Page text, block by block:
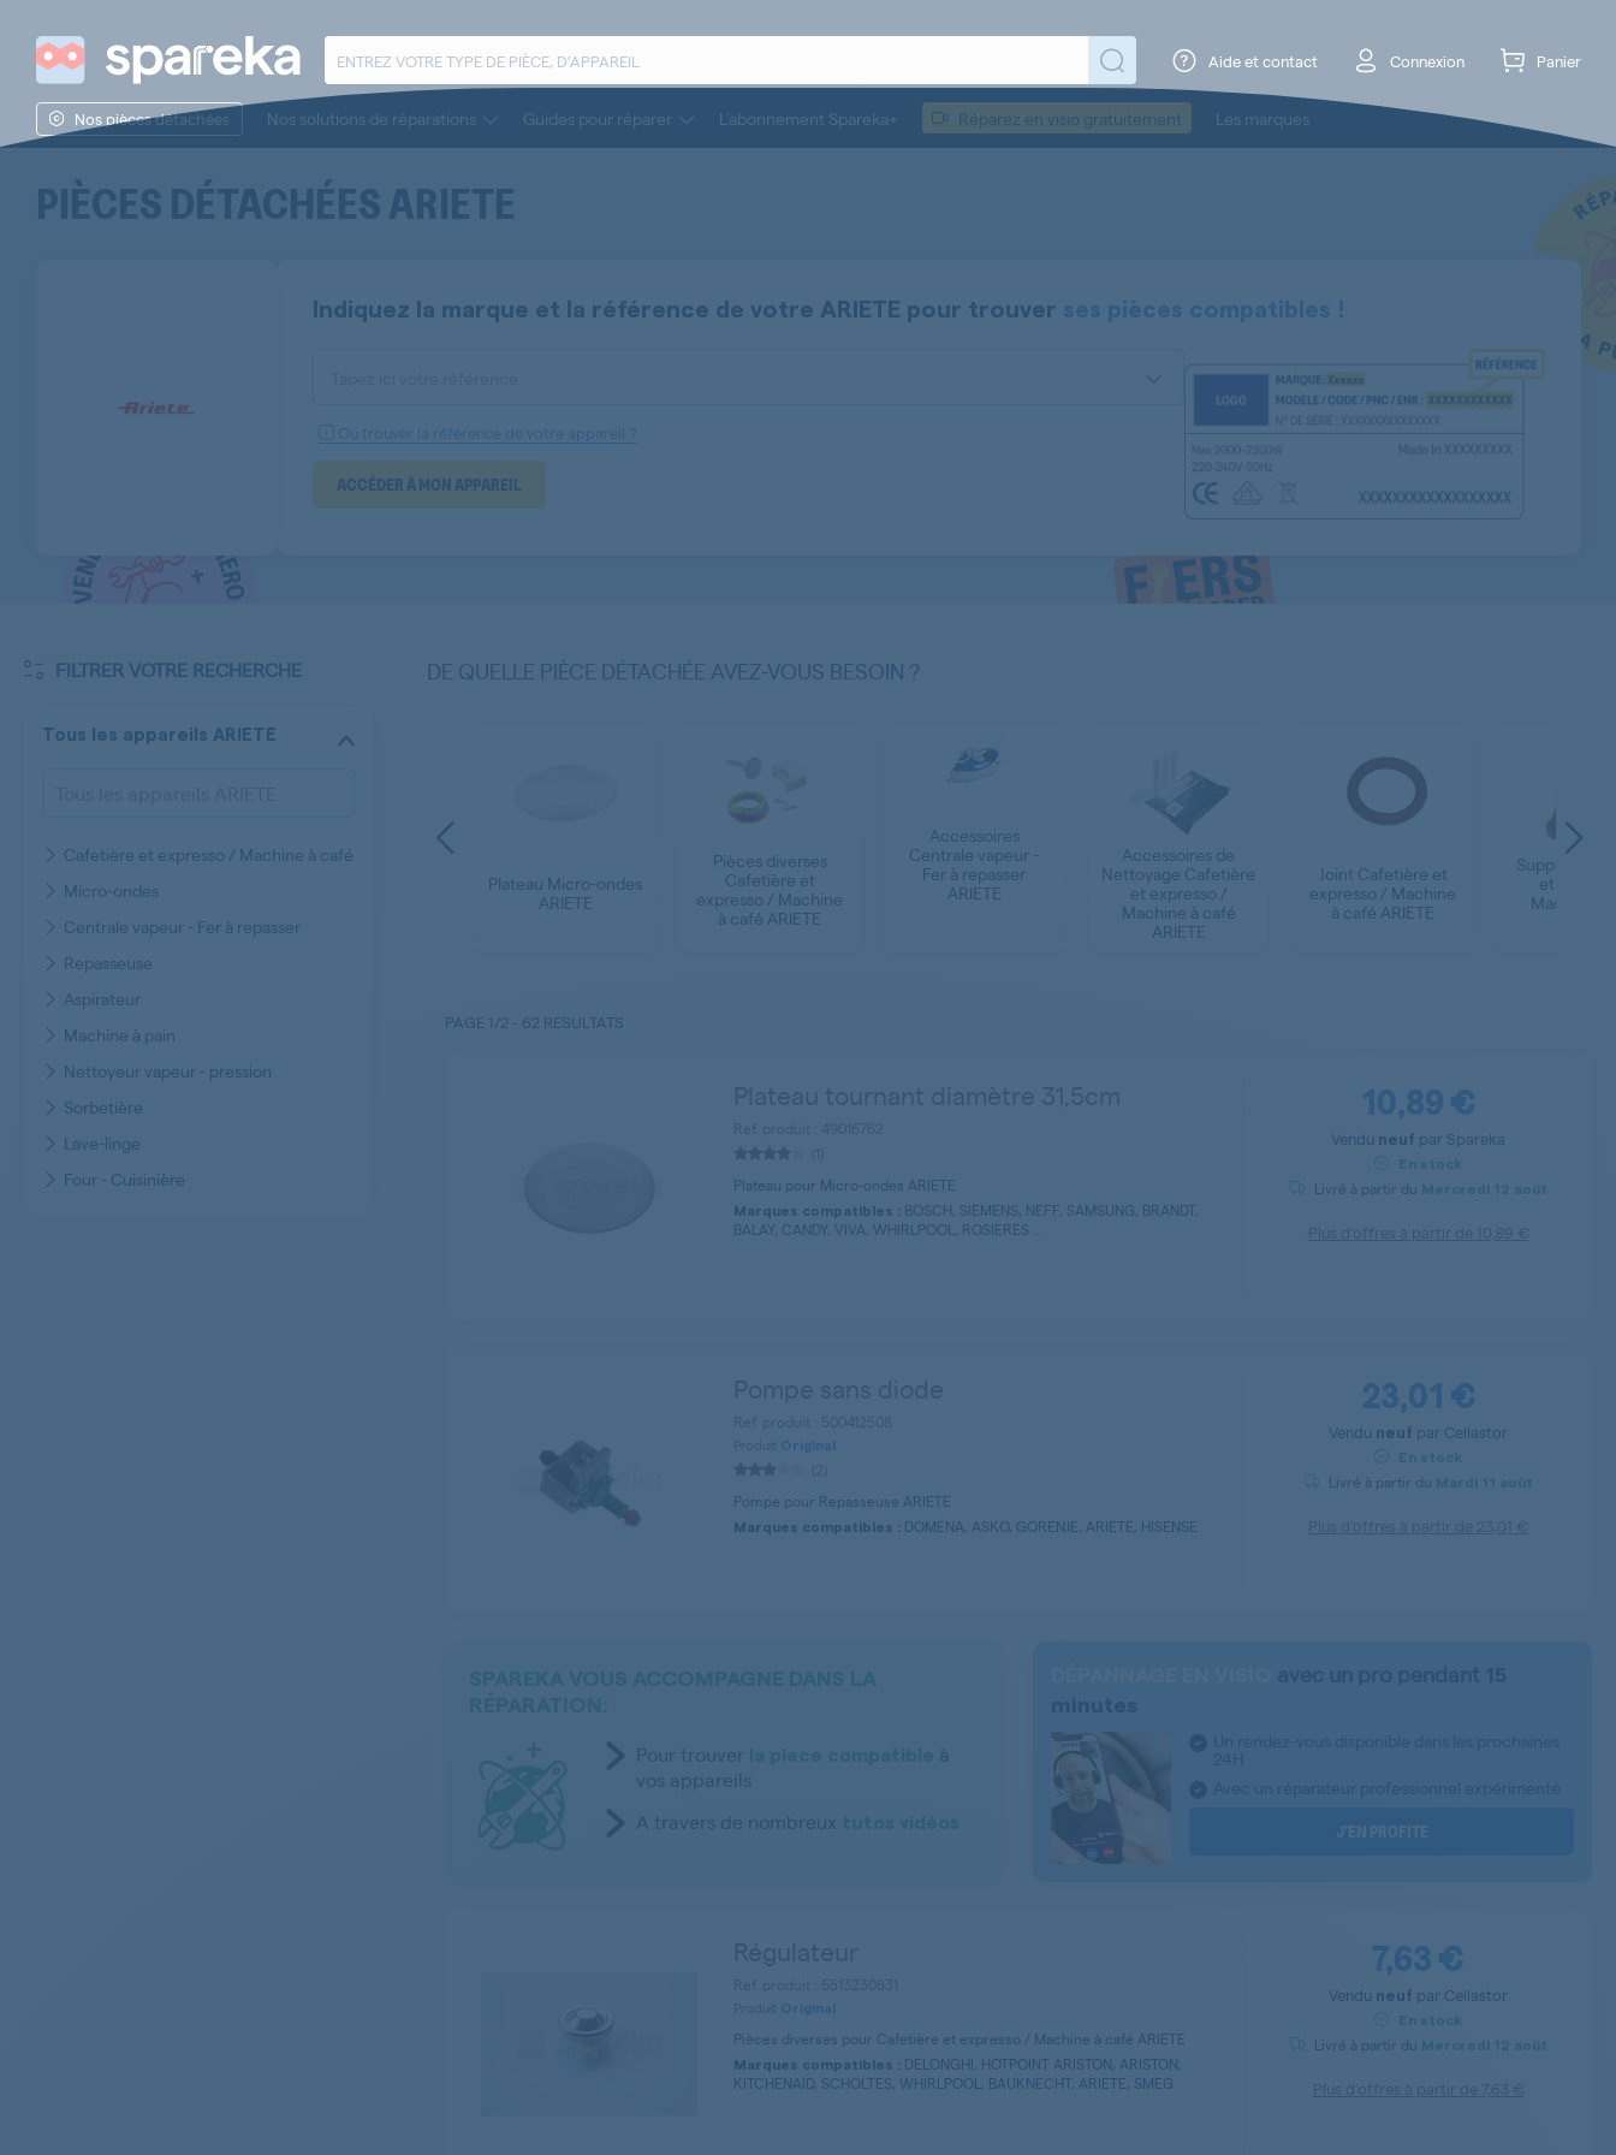
Aide et contact Connexion Panier
Nos pièces détachées Nos solutions de réparations Guides pour réparer L’abonnement Spareka+ Réparez en visio gratuitement Les marques
PIÈCES DÉTACHÉESARIETE
Indiquez la marque et la référence de votre ARIETE pour trouver ses pièces compatibles !
Où trouver la référence de votre appareil ?
ACCÉDER À MON APPAREIL
DE QUELLE PIÈCE DÉTACHÉE AVEZ-VOUS BESOIN ?
Pièces diverses
Divers
Electroménager
ARIETE
Plateau Micro-ondes
ARIETE
Pièces diverses
Cafetière et
expresso / Machine
à café ARIETE
Accessoires
Centrale vapeur -
Fer à repasser
ARIETE
Accessoires de
Nettoyage Cafetière
et expresso /
Machine à café
ARIETE
Joint Cafetière et
expresso / Machine
à café ARIETE
Supports
et
Machine à
FILTRER VOTRE RECHERCHE
Tous les appareils ARIETE
Cafetière et expresso / Machine à café
Micro-ondes
Centrale vapeur - Fer à repasser
Repasseuse
Aspirateur
Machine à pain
Nettoyeur vapeur - pression
Sorbetière
Lave-linge
Four - Cuisinière
PAGE 1/2 - 62 RESULTATS
Plateau pour Micro-ondes ARIETE
Marques compatibles : BOSCH, SIEMENS, NEFF, SAMSUNG, BRANDT,
BALAY, CANDY, VIVA, WHIRLPOOL, ROSIERES ...
10,89 €
Vendu neuf par Spareka
En stock
Livré à partir du Mercredi 12 août
Original
Pompe pour Repasseuse ARIETE
Marques compatibles : DOMENA, ASKO, GORENJE, ARIETE, HISENSE
23,01 €
Vendu neuf par Cellastor
En stock
Livré à partir du Mardi 11 août
Pour trouver
à
vos appareils
A travers de nombreux
J’EN PROFITE
Original
Pièces diverses pour Cafetière et expresso / Machine à café ARIETE
Marques compatibles : DELONGHI, HOTPOINT ARISTON, ARISTON,
KITCHENAID, SCHOLTES, WHIRLPOOL, BAUKNECHT, ARIETE, SMEG
7,63 €
Vendu neuf par Cellastor
En stock
Livré à partir du Mercredi 12 août